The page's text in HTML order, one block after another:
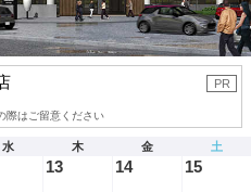
PR
際はご留意ください
水 木 金 土
13 14 15